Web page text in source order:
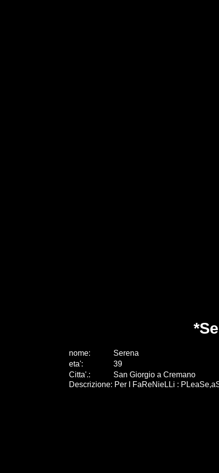
nome:
Serena
eta':
39
Citta'.:
San Giorgio a Cremano
Descrizione: Per I FaReNieLLi :